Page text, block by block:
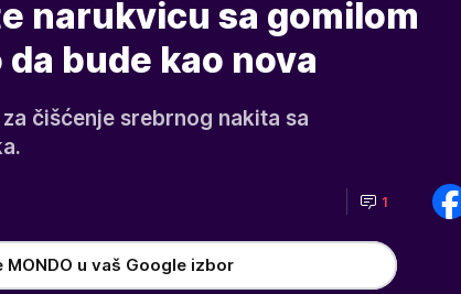
narukvicu sa gomilom
bude kao nova
čišćenje srebrnog nakita sa
1
MONDO u vaš Google izbor